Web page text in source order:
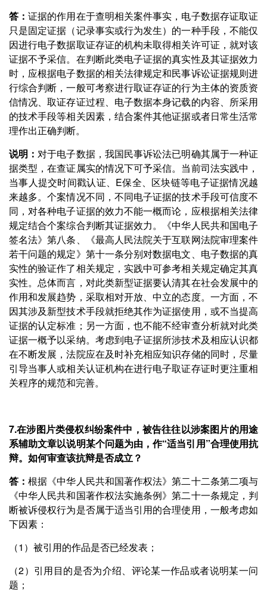
答：证据的作用在于查明相关案件事实，电子数据存证取证
只是固定证据（记录事实或行为发生）的一种手段，不能仅
因进行电子数据取证存证的机构未取得相关许可证，就对该
证据不予采信。在判断此类电子证据的真实性及其证据效力
时，应根据电子数据的相关法律规定和民事诉讼证据规则进
行综合判断，一般可考察进行取证存证的行为主体的资质资
信情况、取证存证过程、电子数据本身记载的内容、所采用
的技术手段等相关因素，结合案件其他证据或者日常生活常
理作出正确判断。
说明：对于电子数据，我国民事诉讼法已明确其属于一种证
据类型，在查证属实的情况下可予采信。当前司法实践中，
当事人提交时间戳认证、E保全、区块链等电子证据情况越
来越多。个案情况不同，不同电子证据的技术手段可信度不
同，对各种电子证据的效力不能一概而论，应根据相关法律
规定结合个案综合判断其证据效力。《中华人民共和国电子
签名法》第八条、《最高人民法院关于互联网法院审理案件
若干问题的规定》第十一条分别对数据电文、电子数据的真
实性的验证作了相关规定，实践中可参考相关规定确定其真
实性。总体而言，对此类新型证据要认清其在社会发展中的
作用和发展趋势，采取相对开放、中立的态度。一方面，不
因其涉及新型技术手段就拒绝其作为证据使用，或不当提高
证据的认定标准；另一方面，也不能不经审查分析就对此类
证据一概予以采纳。考虑到电子证据所涉技术及相应认识都
在不断发展，法院应在及时补充相应知识存储的同时，尽量
引导当事人或相关认证机构在进行电子取证存证时更注重相
关程序的规范和完善。
7.在涉图片类侵权纠纷案件中，被告往往以涉案图片的用途
系辅助文章以说明某个问题为由，作“适当引用”合理使用抗
辩。如何审查该抗辩是否成立？
答：根据《中华人民共和国著作权法》第二十二条第二项与
《中华人民共和国著作权法实施条例》第二十一条规定，判
断被诉侵权行为是否属于适当引用的合理使用，一般考虑如
下因素：
（1）被引用的作品是否已经发表；
（2）引用目的是否为介绍、评论某一作品或者说明某一问
题；